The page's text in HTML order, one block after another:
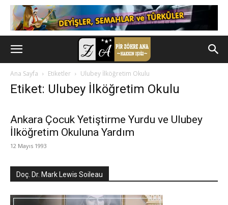
Ana Sayfa Etiketler Ulubey İlköğretim Okulu
Etiket: Ulubey İlköğretim Okulu
Ankara Çocuk Yetiştirme Yurdu ve Ulubey
İlköğretim Okuluna Yardım
12 Mayıs 1993
Doç. Dr. Mark Lewis Soileau